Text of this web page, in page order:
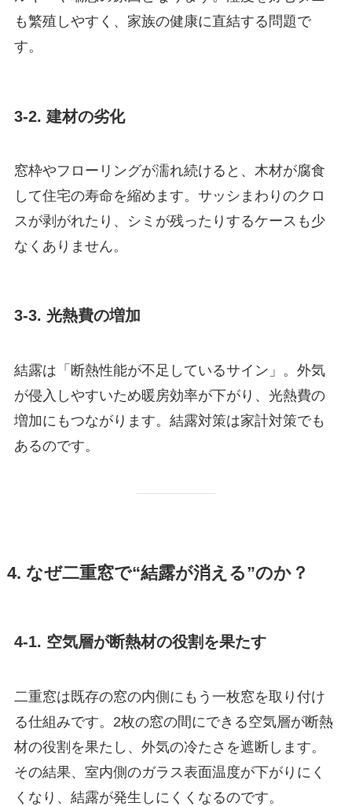
も繁殖しやすく、家族の健康に直結する問題で
す。
3-2. 建材の劣化
窓枠やフローリングが濡れ続けると、木材が腐食
して住宅の寿命を縮めます。サッシまわりのクロ
スが剥がれたり、シミが残ったりするケースも少
なくありません。
3-3. 光熱費の増加
結露は「断熱性能が不足しているサイン」。外気
が侵入しやすいため暖房効率が下がり、光熱費の
増加にもつながります。結露対策は家計対策でも
あるのです。
4. なぜ二重窓で“結露が消える”のか？
4-1. 空気層が断熱材の役割を果たす
二重窓は既存の窓の内側にもう一枚窓を取り付け
る仕組みです。2枚の窓の間にできる空気層が断熱
材の役割を果たし、外気の冷たさを遮断します。
その結果、室内側のガラス表面温度が下がりにく
くなり、結露が発生しにくくなるのです。